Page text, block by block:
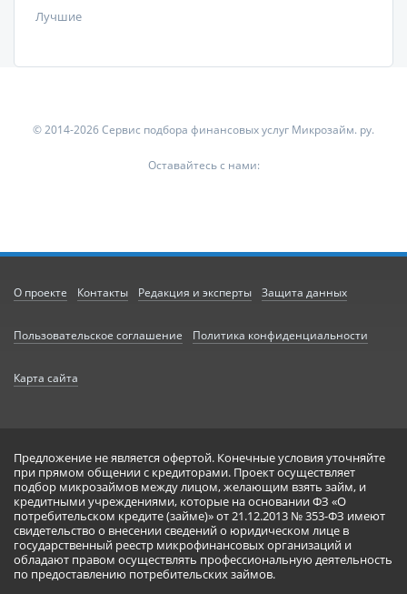
Лучшие
© 2014-2026 Сервис подбора финансовых услуг Микрозайм. ру.
Оставайтесь с нами:
О проекте Контакты Редакция и эксперты Защита данных
Пользовательское соглашение Политика конфиденциальности
Карта сайта
Предложение не является офертой. Конечные условия уточняйте
при прямом общении с кредиторами. Проект осуществляет
подбор микрозаймов между лицом, желающим взять займ, и
кредитными учреждениями, которые на основании ФЗ «О
потребительском кредите (займе)» от 21.12.2013 № 353-ФЗ имеют
свидетельство о внесении сведений о юридическом лице в
государственный реестр микрофинансовых организаций и
обладают правом осуществлять профессиональную деятельность
по предоставлению потребительских займов.